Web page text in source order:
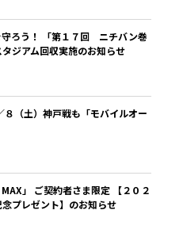
守ろう！ 「第１７回 ニチバン巻
ジアム回収実施のお知らせ
（土）神戸戦も「モバイルオー
」 ご契約者さま限定 【２０２
プレゼント】のお知らせ